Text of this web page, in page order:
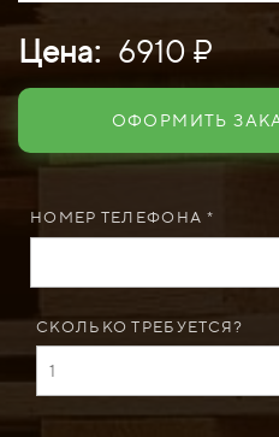
Цена: 6910 ₽
ОФОРМИТЬ
НОМЕР ТЕЛЕФОНА *
СКОЛЬКО ТРЕБУЕТСЯ?